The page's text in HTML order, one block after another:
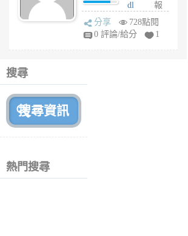
前
dl
sq
fy
報
分享
728點閱
0 評論/給分
1
搜尋
熱門搜尋